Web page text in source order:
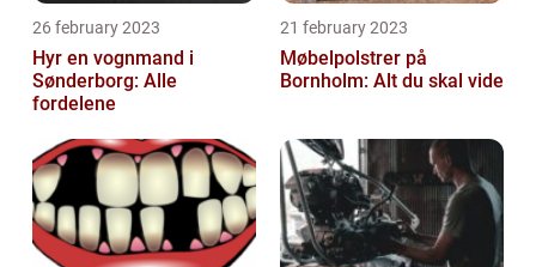
26 february 2023
Hyr en vognmand i
Sønderborg: Alle
fordelene
21 february 2023
Møbelpolstrer på
Bornholm: Alt du skal vide